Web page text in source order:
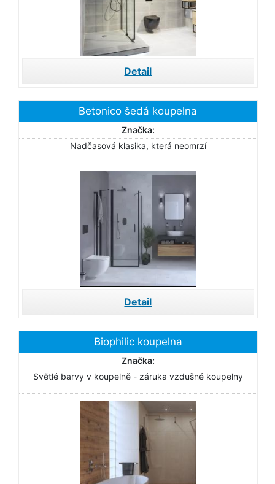
Detail
Betonico šedá koupelna
Značka:
Nadčasová klasika, která neomrzí
Detail
Biophilic koupelna
Značka:
Světlé barvy v koupelně - záruka vzdušné koupelny